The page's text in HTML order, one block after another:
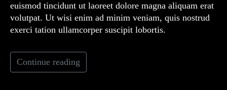
euismod tincidunt ut laoreet dolore magna aliquam erat
volutpat. Ut wisi enim ad minim veniam, quis nostrud
exerci tation ullamcorper suscipit lobortis.
Continue reading